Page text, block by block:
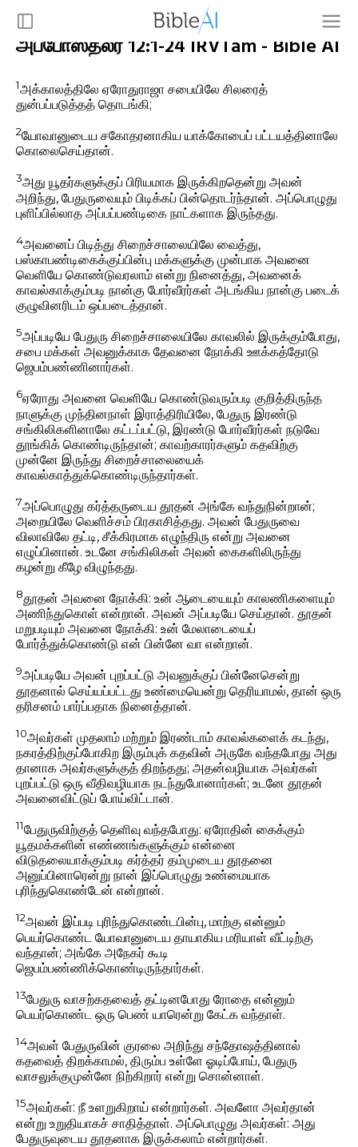
அப்போஸ்தலர் 12:1-24 IRVTam - Bible AI
1அக்காலத்திலே ஏரோதுராஜா சபையிலே சிலரைத்
துன்பப்படுத்தத் தொடங்கி;
2யோவானுடைய சகோதரனாகிய யாக்கோபைப் பட்டயத்தினாலே
கொலைசெய்தான்.
3அது யூதர்களுக்குப் பிரியமாக இருக்கிறதென்று அவன்
அறிந்து, பேதுருவையும் பிடிக்கப் பின்தொடர்ந்தான். அப்பொழுது
புளிப்பில்லாத அப்பப்பண்டிகை நாட்களாக இருந்தது.
4அவனைப் பிடித்து சிறைச்சாலையிலே வைத்து,
பஸ்காபண்டிகைக்குப்பின்பு மக்களுக்கு முன்பாக அவனை
வெளியே கொண்டுவரலாம் என்று நினைத்து, அவனைக்
காவல்காக்கும்படி நான்கு போர்வீரர்கள் அடங்கிய நான்கு படைக்
குழுவினரிடம் ஒப்படைத்தான்.
5அப்படியே பேதுரு சிறைச்சாலையிலே காவலில் இருக்கும்போது,
சபை மக்கள் அவனுக்காக தேவனை நோக்கி ஊக்கத்தோடு
ஜெபம்பண்ணினார்கள்.
6ஏரோது அவனை வெளியே கொண்டுவரும்படி குறித்திருந்த
நாளுக்கு முந்தினநாள் இராத்திரியிலே, பேதுரு இரண்டு
சங்கிலிகளினாலே கட்டப்பட்டு, இரண்டு போர்வீரர்கள் நடுவே
தூங்கிக் கொண்டிருந்தான்; காவற்காரர்களும் கதவிற்கு
முன்னே இருந்து சிறைச்சாலையைக்
காவல்காத்துக்கொண்டிருந்தார்கள்.
7அப்பொழுது கர்த்தருடைய தூதன் அங்கே வந்துநின்றான்;
அறையிலே வெளிச்சம் பிரகாசித்தது. அவன் பேதுருவை
விலாவிலே தட்டி, சீக்கிரமாக எழுந்திரு என்று அவனை
எழுப்பினான். உடனே சங்கிலிகள் அவன் கைகளிலிருந்து
கழன்று கீழே விழுந்தது.
8தூதன் அவனை நோக்கி: உன் ஆடையையும் காலணிகளையும்
அணிந்துகொள் என்றான். அவன் அப்படியே செய்தான். தூதன்
மறுபடியும் அவனை நோக்கி: உன் மேலாடையைப்
போர்த்துக்கொண்டு என் பின்னே வா என்றான்.
9அப்படியே அவன் புறப்பட்டு அவனுக்குப் பின்னேசென்று
தூதனால் செய்யப்பட்டது உண்மையென்று தெரியாமல், தான் ஒரு
தரிசனம் பார்ப்பதாக நினைத்தான்.
10அவர்கள் முதலாம் மற்றும் இரண்டாம் காவல்களைக் கடந்து,
நகரத்திற்குப்போகிற இரும்புக் கதவின் அருகே வந்தபோது அது
தானாக அவர்களுக்குத் திறந்தது; அதன்வழியாக அவர்கள்
புறப்பட்டு ஒரு வீதிவழியாக நடந்துபோனார்கள்; உடனே தூதன்
அவனைவிட்டுப் போய்விட்டான்.
11பேதுருவிற்குத் தெளிவு வந்தபோது: ஏரோதின் கைக்கும்
யூதமக்களின் எண்ணங்களுக்கும் என்னை
விடுதலையாக்கும்படி கர்த்தர் தம்முடைய தூதனை
அனுப்பினாரென்று நான் இப்பொழுது உண்மையாக
புரிந்துகொண்டேன் என்றான்.
12அவன் இப்படி புரிந்துகொண்டபின்பு, மாற்கு என்னும்
பெயர்கொண்ட யோவானுடைய தாயாகிய மரியாள் வீட்டிற்கு
வந்தான்; அங்கே அநேகர் கூடி
ஜெபம்பண்ணிக்கொண்டிருந்தார்கள்.
13பேதுரு வாசற்கதவைத் தட்டினபோது ரோதை என்னும்
பெயர்கொண்ட ஒரு பெண் யாரென்று கேட்க வந்தாள்.
14அவள் பேதுருவின் குரலை அறிந்து சந்தோஷத்தினால்
கதவைத் திறக்காமல், திரும்ப உள்ளே ஓடிப்போய், பேதுரு
வாசலுக்குமுன்னே நிற்கிறார் என்று சொன்னாள்.
15அவர்கள்: நீ உளறுகிறாய் என்றார்கள். அவளோ அவர்தான்
என்று உறுதியாகச் சாதித்தாள். அப்பொழுது அவர்கள்: அது
பேதுருவுடைய தூதனாக இருக்கலாம் என்றார்கள்.